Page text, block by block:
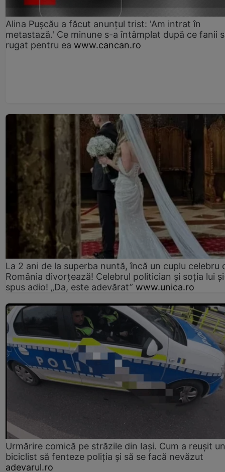
Alina Pușcău a făcut anunțul trist: 'Am intrat în
metastază.' Ce minune s-a întâmplat după ce fanii
rugat pentru ea www.cancan.ro
La 2 ani de la superba nuntă, încă un cuplu celebru
România divorțează! Celebrul politician și soția lui
spus adio! „Da, este adevărat” www.unica.ro
Urmărire comică pe străzile din Iași. Cum a reușit un
biciclist să fenteze poliția și să se facă nevăzut
adevarul.ro